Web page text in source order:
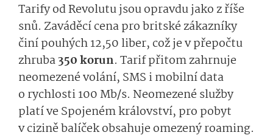
Tarify od Revolutu jsou opravdu jako z říše
snů. Zaváděcí cena pro britské zákazníky
činí pouhých 12,50 liber, což je v přepočtu
zhruba350 korun. Tarif přitom zahrnuje
neomezené volání, SMS i mobilní data
o rychlosti 100 Mb/s. Neomezené služby
platí ve Spojeném království, pro pobyt
v cizině balíček obsahuje omezený roaming.